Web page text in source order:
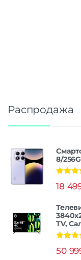
Распродажа
8/
из 5
18
TV,
из 5
50